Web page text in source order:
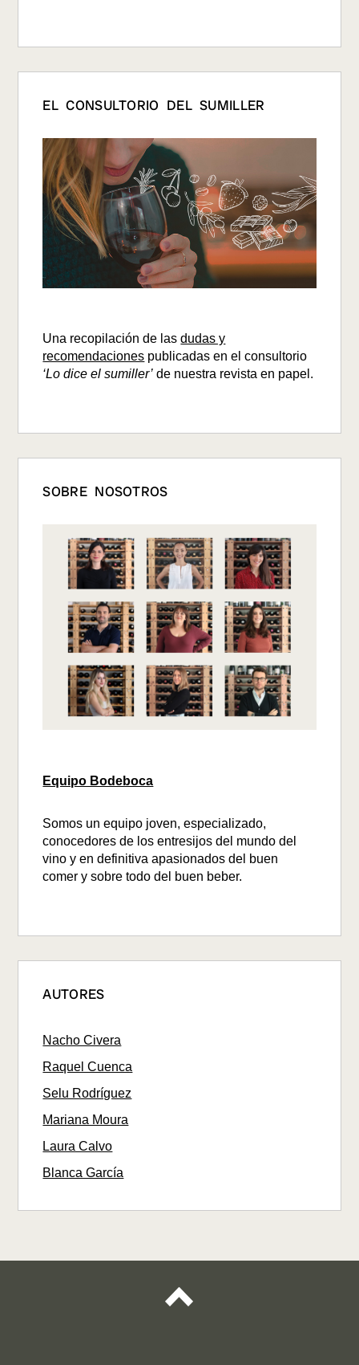
EL CONSULTORIO DEL SUMILLER
Una recopilación de lasdudas y
recomendaciones publicadas en el consultorio
‘Lo dice el sumiller’ de nuestra revista en papel.
SOBRE NOSOTROS
Equipo Bodeboca
Somos un equipo joven, especializado,
conocedores de los entresijos del mundo del
vino y en definitiva apasionados del buen
comer y sobre todo del buen beber.
AUTORES
Nacho Civera
Raquel Cuenca
Selu Rodríguez
Mariana Moura
Laura Calvo
Blanca García